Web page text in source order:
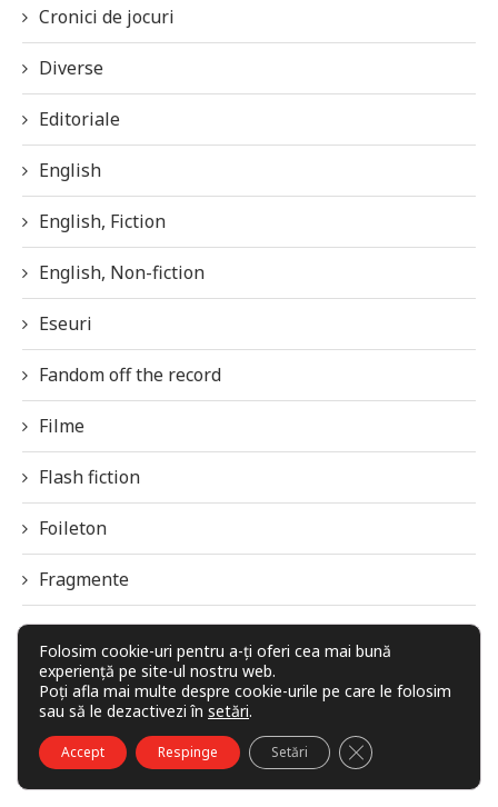
Cronici de jocuri
Diverse
Editoriale
English
English, Fiction
English, Non-fiction
Eseuri
Fandom off the record
Filme
Flash fiction
Foileton
Fragmente
Frontiera
Galaxia Imaginarului
Imagini / Grafică
Interviuri
Folosim cookie-uri pentru a-ți oferi cea mai bună
experiență pe site-ul nostru web.
Poți afla mai multe despre cookie-urile pe care le folosim
sau să le dezactivezi în setări.
Accept Respinge Setări CLOSE GDPR